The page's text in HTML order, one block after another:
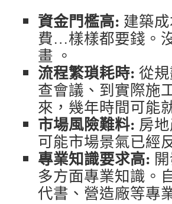
資金門檻高: 建築
費…樣樣都要錢。
畫 。
流程繁瑣耗時: 從
查會議、到實際施
來，幾年時間可能
市場風險難料: 房
可能市場景氣已經
專業知識要求高:
多方面專業知識。
代書、營造廠等專